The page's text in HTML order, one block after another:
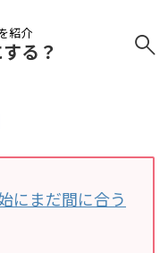
紹介
る？
にまだ間に合う